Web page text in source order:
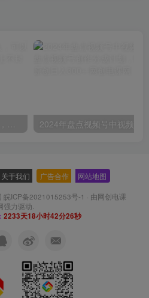
某讯游戏搬砖项目，0投入，可以挂机，轻松上手,月入3000+上不封顶
关于我们 广告合作 网站地图
皖ICP备2021015253号-1 · 由网创电课
强力驱动.
2233天18小时42分26秒